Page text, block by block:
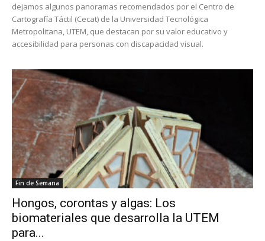
dejamos algunos panoramas recomendados por el Centro de
Cartografía Táctil (Cecat) de la Universidad Tecnológica
Metropolitana, UTEM, que destacan por su valor educativo y
accesibilidad para personas con discapacidad visual.
Fin de Semana
Hongos, corontas y algas: Los
biomateriales que desarrolla la UTEM
para...